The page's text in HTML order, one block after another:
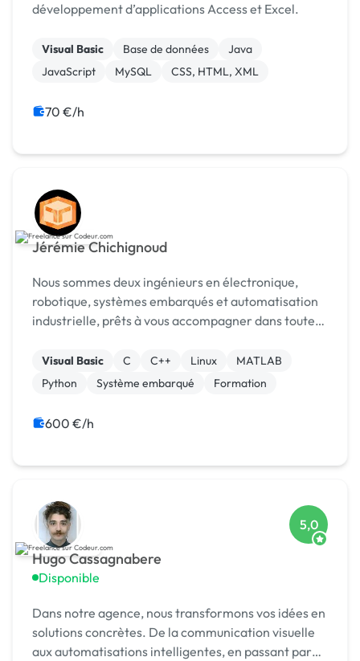
développement d’applications Access et Excel.
Visual Basic Base de données
Java
JavaScript
MySQL CSS, HTML, XML
70 €/h
Jérémie Chichignoud
Nous sommes deux ingénieurs en électronique,
robotique, systèmes embarqués et automatisation
industrielle, prêts à vous accompagner dans toutes
Visual Basic C C++ Linux
MATLAB
Python
Système embarqué Formation
600 €/h
Hugo Cassagnabere
Disponible
5,0
Dans notre agence, nous transformons vos idées en
solutions concrètes. De la communication visuelle
aux automatisations intelligentes, en passant par